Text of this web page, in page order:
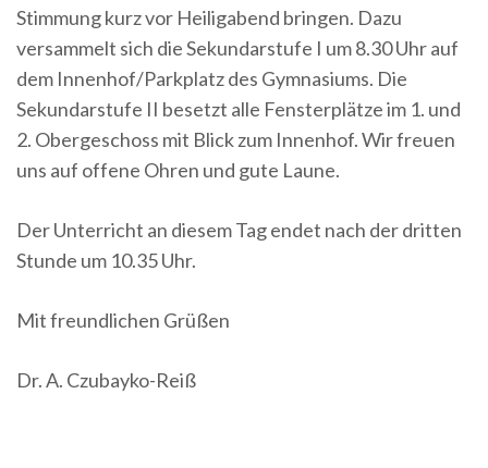
Stimmung kurz vor Heiligabend bringen. Dazu
versammelt sich die Sekundarstufe I um 8.30 Uhr auf
dem Innenhof/Parkplatz des Gymnasiums. Die
Sekundarstufe II besetzt alle Fensterplätze im 1. und
2. Obergeschoss mit Blick zum Innenhof. Wir freuen
uns auf offene Ohren und gute Laune.
Der Unterricht an diesem Tag endet nach der dritten
Stunde um 10.35 Uhr.
Mit freundlichen Grüßen
Dr. A. Czubayko-Reiß